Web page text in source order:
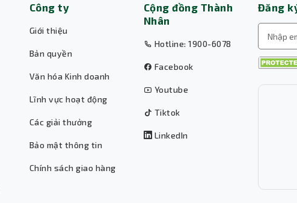
Công ty
Giới thiệu
Bản quyền
Văn hóa Kinh doanh
Lĩnh vực hoạt động
Các giải thưởng
Bảo mật thông tin
Chính sách giao hàng
Cộng đồng Thành
Nhân
Hotline: 1900-6078
Facebook
Youtube
Tiktok
LinkedIn
Đăng